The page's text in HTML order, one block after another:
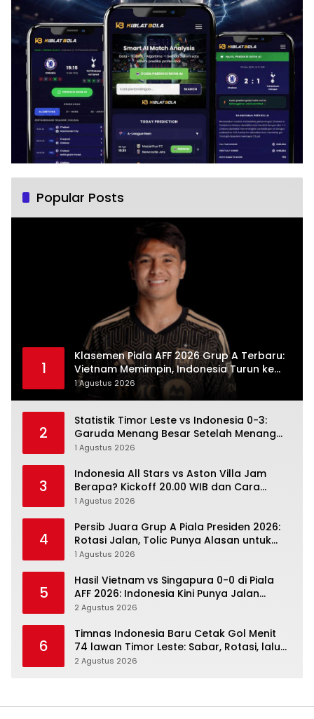
Popular Posts
1
Klasemen Piala AFF 2026 Grup A Terbaru:
Vietnam Memimpin, Indonesia Turun ke
Posisi Tiga
1 Agustus 2026
2
Statistik Timor Leste vs Indonesia 0-3:
Garuda Menang Besar Setelah Menang
Angka Lebih Dulu
1 Agustus 2026
3
Indonesia All Stars vs Aston Villa Jam
Berapa? Kickoff 20.00 WIB dan Cara
Nonton Resminya
1 Agustus 2026
4
Persib Juara Grup A Piala Presiden 2026:
Rotasi Jalan, Tolic Punya Alasan untuk
Percaya
1 Agustus 2026
5
Hasil Vietnam vs Singapura 0-0 di Piala
AFF 2026: Indonesia Kini Punya Jalan
Terbuka
2 Agustus 2026
6
Timnas Indonesia Baru Cetak Gol Menit
74 lawan Timor Leste: Sabar, Rotasi, lalu
Pecah
2 Agustus 2026